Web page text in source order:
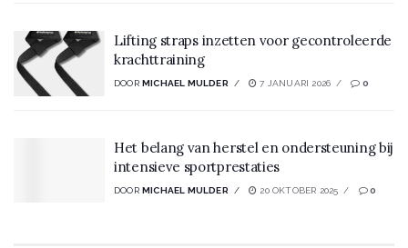
Lifting straps inzetten voor gecontroleerde
krachttraining
DOOR MICHAEL MULDER 7 JANUARI 2026 0
Het belang van herstel en ondersteuning bij
intensieve sportprestaties
DOOR MICHAEL MULDER 20 OKTOBER 2025 0